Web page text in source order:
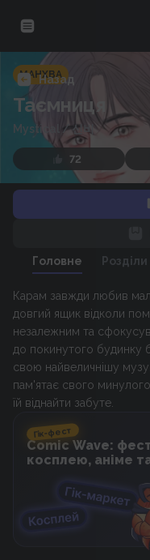
Назад
МАНХВА
Таємниця
Mystical /신비
72
Головне Розділи
Карам завжди любив
довгий ящик відколи
незалежним та
до покинутого будинку
свою найвеличнішу
пам'ятає свого
їй віднайти забуте.
Гік-фест
Comic Wave:
косплею, аніме